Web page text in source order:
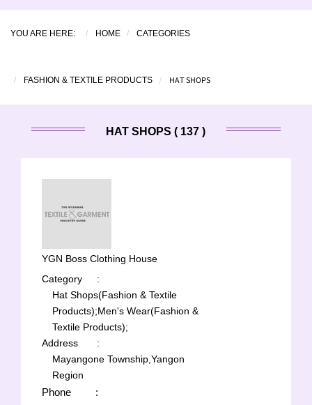
YOU ARE HERE: HOME CATEGORIES
FASHION & TEXTILE PRODUCTS HAT SHOPS
HAT SHOPS ( 137 )
YGN Boss Clothing House
Category
:
Hat Shops(Fashion & Textile
Products);Men's Wear(Fashion &
Textile Products);
Address
:
Mayangone Township,Yangon
Region
Phone
: